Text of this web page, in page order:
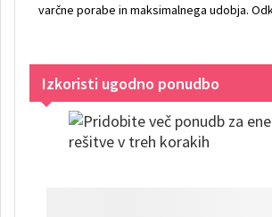
varčne porabe in maksimalnega udobja.
Izkoristi ugodno ponudbo